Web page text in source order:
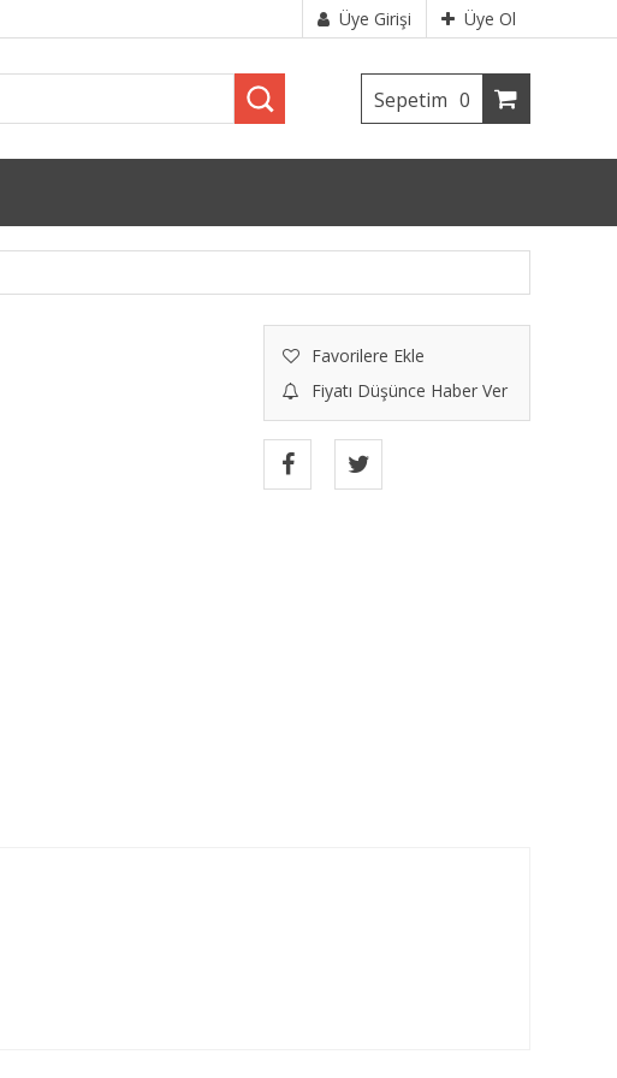
Üye Girişi Üye Ol
Sepetim 0
Favorilere Ekle
Fiyatı Düşünce Haber Ver